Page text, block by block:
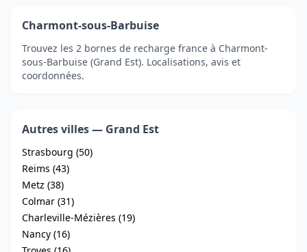
Charmont-sous-Barbuise
Trouvez les 2 bornes de recharge france à Charmont-
sous-Barbuise (Grand Est). Localisations, avis et
coordonnées.
Autres villes — Grand Est
Strasbourg (50)
Reims (43)
Metz (38)
Colmar (31)
Charleville-Mézières (19)
Nancy (16)